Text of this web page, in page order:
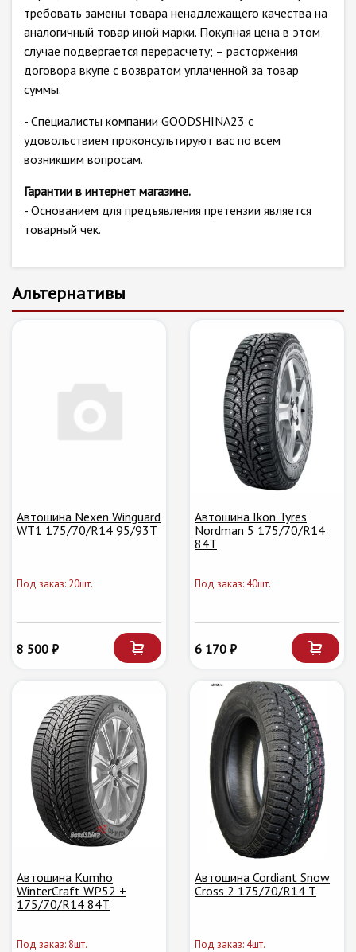
требовать замены товара ненадлежащего качества на
аналогичный товар иной марки. Покупная цена в этом
случае подвергается перерасчету; – расторжения
договора вкупе с возвратом уплаченной за товар
суммы.
- Специалисты компании GOODSHINA23 с
удовольствием проконсультируют вас по всем
возникшим вопросам.
Гарантии в интернет магазине.
- Основанием для предъявления претензии является
товарный чек.
Альтернативы
Автошина Nexen Winguard
WT1 175/70/R14 95/93T
Под заказ: 20шт.
8 500 ₽
Автошина Ikon Tyres
Nordman 5 175/70/R14
84T
Под заказ: 40шт.
6 170 ₽
Автошина Kumho
WinterCraft WP52 +
175/70/R14 84T
Под заказ: 8шт.
Автошина Cordiant Snow
Cross 2 175/70/R14 T
Под заказ: 4шт.